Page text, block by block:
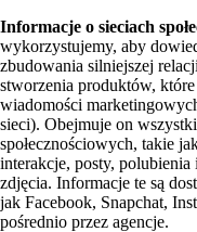
Informacje o sieciach
wykorzystujemy, aby
zbudowania silniejszej
stworzenia produktów,
wiadomości
sieci). Obejmuje on
społecznościowych, takie
interakcje, posty, polubienia
zdjęcia. Informacje te są
jak Facebook, Snapchat,
pośrednio przez agencje.